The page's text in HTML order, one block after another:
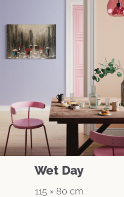
Wet Day
115 × 80 cm